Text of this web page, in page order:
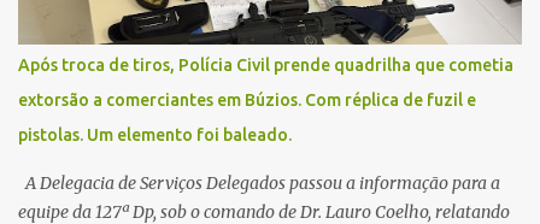
Após troca de tiros, Polícia Civil prende quadrilha que cometia
extorsão a comerciantes em Búzios. Com réplica de fuzil e
pistolas. Um elemento foi baleado.
A Delegacia de Serviços Delegados passou a informação para a
equipe da 127ª Dp, sob o comando de Dr. Lauro Coelho, relatando